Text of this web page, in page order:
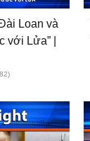
Loan và
Lửa” |